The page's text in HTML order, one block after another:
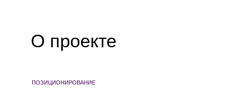
О проекте
ПОЗИЦИОНИРОВАНИЕ